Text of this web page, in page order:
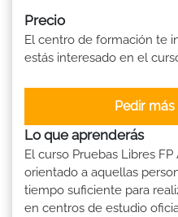
Precio
El centro de formación te
estás interesado en el
Pedir
Lo que aprenderás
El curso Pruebas Libres
orientado a aquellas
tiempo suficiente para
en centros de estudio